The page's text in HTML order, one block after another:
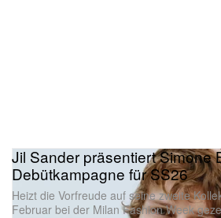
Jil Sander präsentiert Simone
Debütkampagne für SS26
Heizt die Vorfreude auf seine zweite
Februar bei der Milan Fashion Week